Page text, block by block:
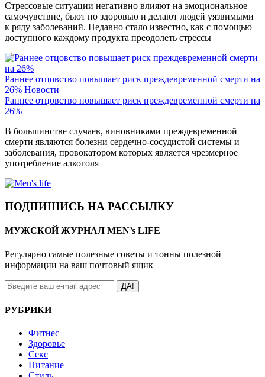
Стрессовые ситуации негативно влияют на эмоциональное
самочувствие, бьют по здоровью и делают людей уязвимыми
к ряду заболеваний. Недавно стало известно, как с помощью
доступного каждому продукта преодолеть стрессы
Раннее отцовство повышает риск преждевременной смерти на
26% Новости
Раннее отцовство повышает риск преждевременной смерти на
26%
В большинстве случаев, виновниками преждевременной
смерти являются болезни сердечно-сосудистой системы и
заболевания, провокатором которых является чрезмерное
употребление алкоголя
ПОДПИШИСЬ НА РАССЫЛКУ
МУЖСКОЙ ЖУРНАЛ MEN’s LIFE
Регулярно самые полезные советы и тонны полезной
информации на ваш почтовый ящик
ДА!
РУБРИКИ
Фитнес
Здоровье
Секс
Питание